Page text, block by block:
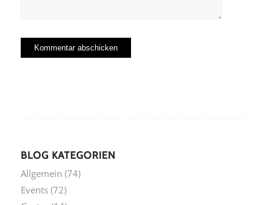
BLOG KATEGORIEN
Allgemein (74)
Events(72)